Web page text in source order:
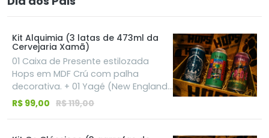
Kit Alquimia (3 latas de 473ml da
Cervejaria Xamã)
01 Caixa de Presente estilozada
Hops em MDF Crú com palha
decorativa. + 01 Yagé (New England
Pale Ale | 5,5%): Super cremosa e
R$ 99,00 R$ 119,00